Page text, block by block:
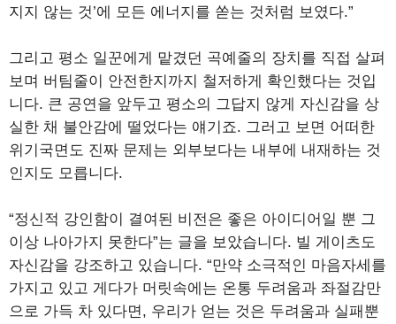
지지 않는 것’에 모든 에너지를 쏟는 것처럼 보였다.”
그리고 평소 일꾼에게 맡겼던 곡예줄의 장치를 직접 살펴
보며 버팀줄이 안전한지까지 철저하게 확인했다는 것입
니다. 큰 공연을 앞두고 평소의 그답지 않게 자신감을 상
실한 채 불안감에 떨었다는 얘기죠. 그러고 보면 어떠한
위기국면도 진짜 문제는 외부보다는 내부에 내재하는 것
인지도 모릅니다.
“정신적 강인함이 결여된 비전은 좋은 아이디어일 뿐 그
이상 나아가지 못한다”는 글을 보았습니다. 빌 게이츠도
자신감을 강조하고 있습니다. “만약 소극적인 마음자세를
가지고 있고 게다가 머릿속에는 온통 두려움과 좌절감만
으로 가득 차 있다면, 우리가 얻는 것은 두려움과 실패뿐